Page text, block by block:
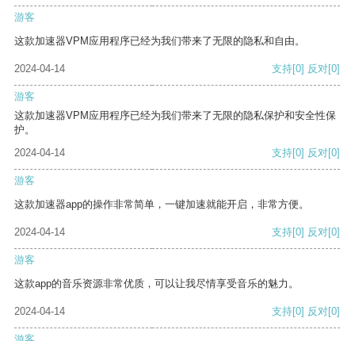
游客
这款加速器VPM应用程序已经为我们带来了无限的隐私和自由。
2024-04-14 支持[0] 反对[0]
游客
这款加速器VPM应用程序已经为我们带来了无限的隐私保护和安全性保
护。
2024-04-14
支持[0] 反对[0]
游客
这款加速器app的操作非常简单，一键加速就能开启，非常方便。
2024-04-14 支持[0] 反对[0]
游客
这款app的音乐资源非常优质，可以让我尽情享受音乐的魅力。
2024-04-14 支持[0] 反对[0]